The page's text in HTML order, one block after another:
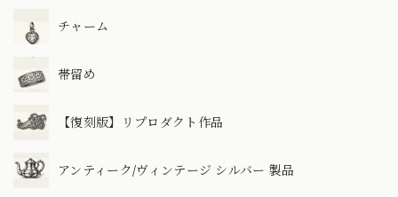
チャーム
帯留め
【復刻版】リプロダクト作品
アンティーク/ヴィンテージ シルバー 製品